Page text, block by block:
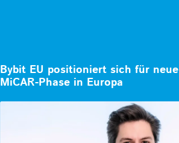
Bybit EU positioniert sich für neue
MiCAR-Phase in Europa